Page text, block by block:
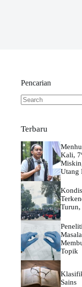
Pencarian
Terbaru
Kali,
Utang
Topik
Sains